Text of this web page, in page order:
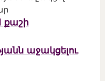
քաշի
աջակցելու